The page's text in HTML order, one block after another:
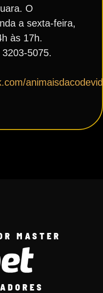
O
a sexta-feira,
às 17h.
5075.
MASTER